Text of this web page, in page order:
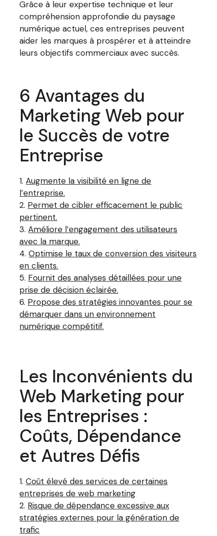
Grâce à leur expertise technique et leur
compréhension approfondie du paysage
numérique actuel, ces entreprises peuvent
aider les marques à prospérer et à atteindre
leurs objectifs commerciaux avec succès.
6 Avantages du
Marketing Web pour
le Succès de votre
Entreprise
Augmente la visibilité en ligne de
l’entreprise.
Permet de cibler efficacement le public
pertinent.
Améliore l’engagement des utilisateurs
avec la marque.
Optimise le taux de conversion des visiteurs
en clients.
Fournit des analyses détaillées pour une
prise de décision éclairée.
Propose des stratégies innovantes pour se
démarquer dans un environnement
numérique compétitif.
Les Inconvénients du
Web Marketing pour
les Entreprises :
Coûts, Dépendance
et Autres Défis
Coût élevé des services de certaines
entreprises de web marketing
Risque de dépendance excessive aux
stratégies externes pour la génération de
trafic